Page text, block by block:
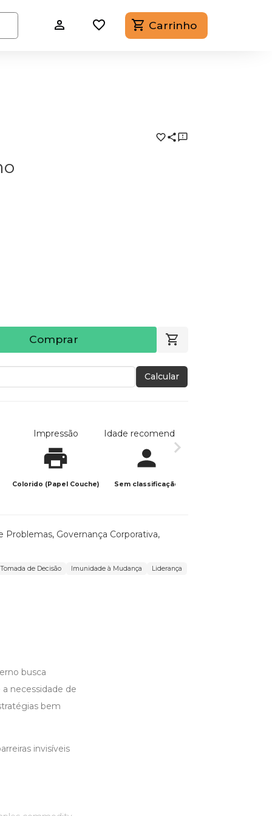
Carrinho
Comprar
Calcular
Impressão
Colorido (Papel Couche)
Idade recomendada
Sem classificação
Problemas, Governança Corporativa,
Tomada de Decisão Imunidade à Mudança
Liderança
busca
necessidade de
bem
invisíveis